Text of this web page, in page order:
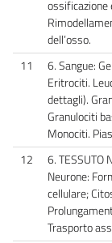
ossificazione
dell’osso.
11
6. Sangue:
Eritrociti.
dettagli).
Granulociti
Monociti.
12
6. TESSUTO
Neurone:
cellulare;
Trasporto